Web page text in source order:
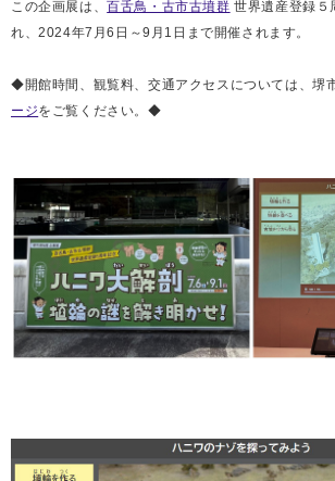
この企画展は、百舌鳥・古市古墳群 世界遺産登録５
れ、2024年7月6日～9月1日まで開催されます。
◆開館時間、観覧料、交通アクセスについては、堺
ージをご覧ください。◆